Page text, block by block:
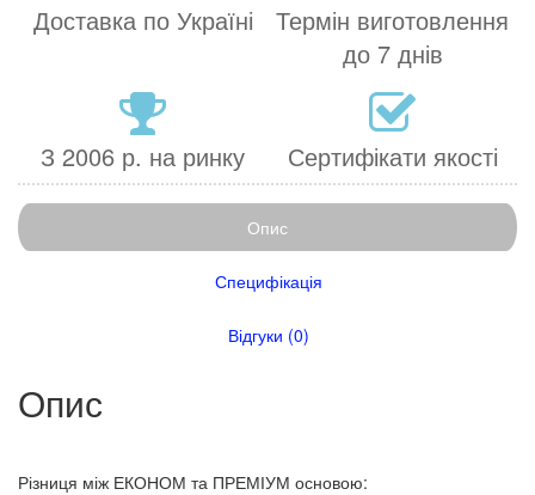
Доставка по Україні
Термін виготовлення
до 7 днів
З 2006 р. на ринку Сертифікати якості
Опис
Специфікація
Відгуки (0)
Опис
​​Різниця між ЕКОНОМ та ПРЕМІУМ основою: